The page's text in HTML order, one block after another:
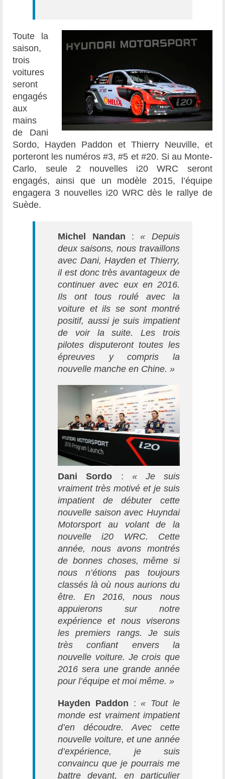
Toute la
saison,
trois
voitures
seront
engagés
aux
mains
de Dani
Sordo, Hayden Paddon et Thierry Neuville, et
porteront les numéros #3, #5 et #20. Si au Monte-
Carlo, seule 2 nouvelles i20 WRC seront
engagés, ainsi que un modèle 2015, l’équipe
engagera 3 nouvelles i20 WRC dès le rallye de
Suède.
Michel Nandan :« Depuis
deux saisons, nous travaillons
avec Dani, Hayden et Thierry,
il est donc très avantageux de
continuer avec eux en 2016.
Ils ont tous roulé avec la
voiture et ils se sont montré
positif, aussi je suis impatient
de voir la suite. Les trois
pilotes disputeront toutes les
épreuves y compris la
nouvelle manche en Chine. »
Dani Sordo : « Je suis
vraiment très motivé et je suis
impatient de débuter cette
nouvelle saison avec Huyndai
Motorsport au volant de la
nouvelle i20 WRC. Cette
année, nous avons montrés
de bonnes choses, même si
nous n’étions pas toujours
classés là où nous aurions du
être. En 2016, nous nous
appuierons sur notre
expérience et nous viserons
les premiers rangs. Je suis
très confiant envers la
nouvelle voiture. Je crois que
2016 sera une grande année
pour l’équipe et moi même. »
Hayden Paddon :« Tout le
monde est vraiment impatient
d’en découdre. Avec cette
nouvelle voiture, et une année
d’expérience, je suis
convaincu que je pourrais me
battre devant, en particulier